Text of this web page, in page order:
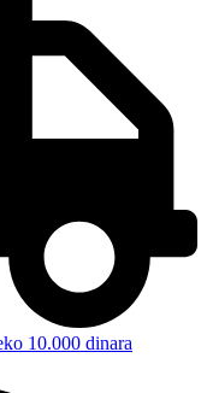
10.000 dinara